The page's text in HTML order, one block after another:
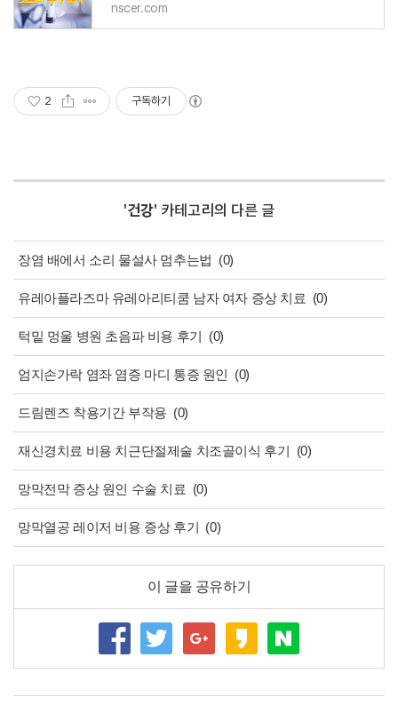
nscer.com
2 구독하기
'건강' 카테고리의 다른 글
장염 배에서 소리 물설사 멈추는법 (0)
유레아플라즈마 유레아리티쿰 남자 여자 증상 치료 (0)
턱밑 멍울 병원 초음파 비용 후기 (0)
엄지손가락 염좌 염증 마디 통증 원인 (0)
드림렌즈 착용기간 부작용 (0)
재신경치료 비용 치근단절제술 치조골이식 후기 (0)
망막전막 증상 원인 수술 치료 (0)
망막열공 레이저 비용 증상 후기 (0)
이 글을 공유하기